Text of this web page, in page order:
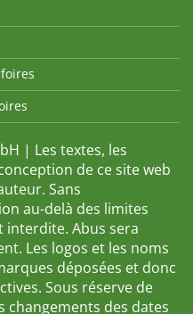
| Les textes, les
de ce site web
Sans
au-delà des limites
Abus sera
Les logos et les noms
déposées et donc
Sous réserve de
changements des dates